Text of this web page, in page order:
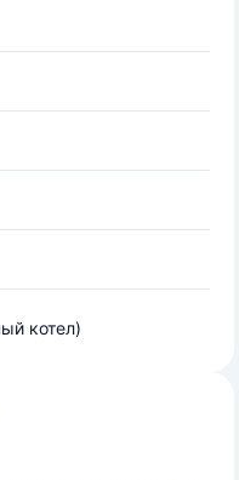
котел)